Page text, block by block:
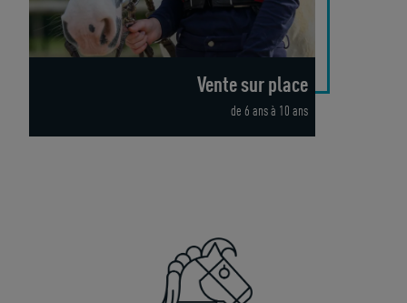
Vente sur place
de 6 ans à 10 ans